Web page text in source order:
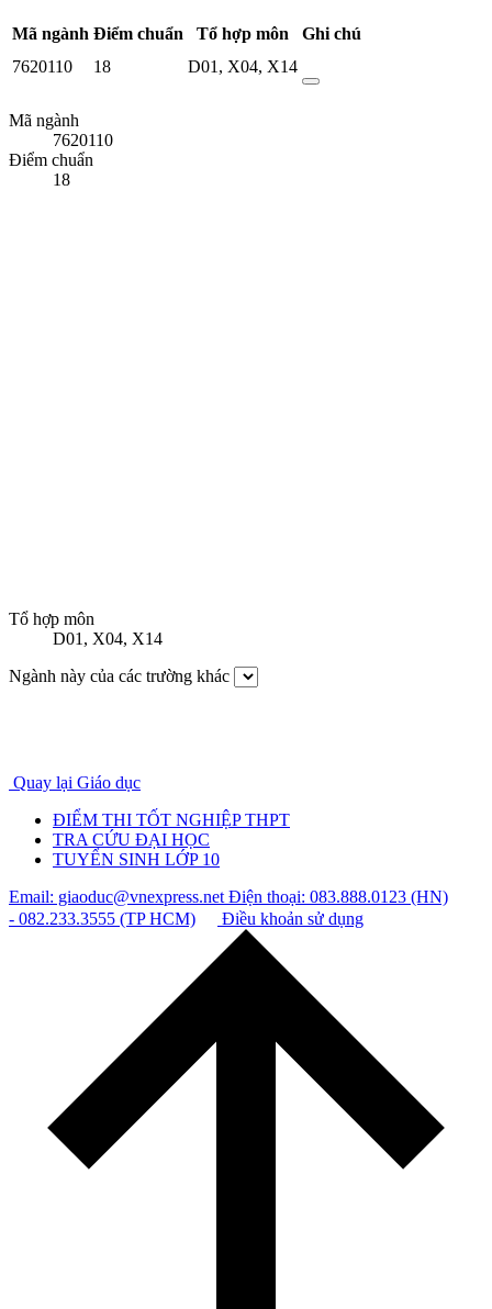
Mã ngành Điểm chuẩn Tổ hợp môn
Ghi chú
7620110
18 D01, X04, X14
Mã ngành
7620110
Điểm chuẩn
18
Tổ hợp môn
D01, X04, X14
Ngành này của các trường khác
Quay lại Giáo dục
ĐIỂM THI TỐT NGHIỆP THPT
TRA CỨU ĐẠI HỌC
TUYỂN SINH LỚP 10
Email: giaoduc@vnexpress.netĐiện thoại: 083.888.0123 (HN)
- 082.233.3555 (TP HCM)
Điều khoản sử dụng